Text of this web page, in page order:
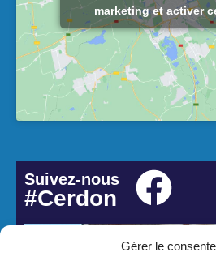
Gérer le
marketing et activer
Suivez-nous
#Cerdon